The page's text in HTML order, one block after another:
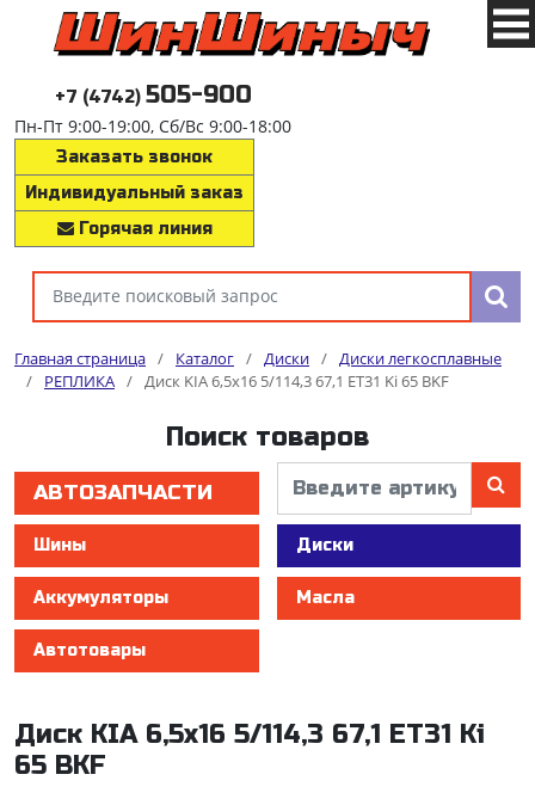
+7 (4742) 505-900
Пн-Пт 9:00-19:00, Сб/Вс 9:00-18:00
Заказать звонок
Индивидуальный заказ
Горячая линия
Главная страница / Каталог / Диски / Диски легкосплавные
/
РЕПЛИКА / Диск KIA 6,5x16 5/114,3 67,1 ET31 Ki 65 BKF
Поиск товаров
АВТОЗАПЧАСТИ
Шины Диски
Аккумуляторы Масла
Автотовары
Диск KIA 6,5x16 5/114,3 67,1 ET31 Ki
65 BKF